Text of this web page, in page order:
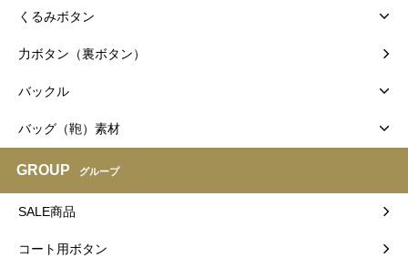
くるみボタン
力ボタン（裏ボタン）
バックル
バッグ（鞄）素材
GROUP グループ
SALE商品
コート用ボタン